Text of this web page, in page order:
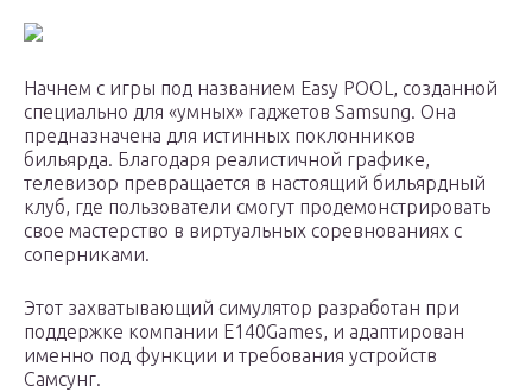
Начнем с игры под названием Easy POOL, созданной
специально для «умных» гаджетов Samsung. Она
предназначена для истинных поклонников
бильярда. Благодаря реалистичной графике,
телевизор превращается в настоящий бильярдный
клуб, где пользователи смогут продемонстрировать
свое мастерство в виртуальных соревнованиях с
соперниками.
Этот захватывающий симулятор разработан при
поддержке компании E140Games, и адаптирован
именно под функции и требования устройств
Самсунг.